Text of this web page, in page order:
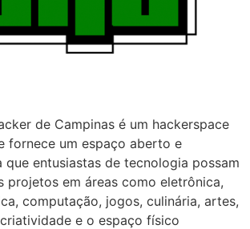
de Campinas é um hackerspace
fornece um espaço aberto e
que entusiastas de tecnologia possam
projetos em áreas como eletrônica,
computação, jogos, culinária, artes,
e o espaço físico